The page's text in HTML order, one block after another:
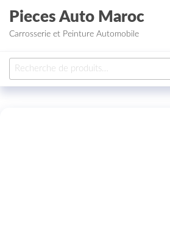
Aller au contenu
Pieces Auto Maroc
Carrosserie et Peinture Automobile
Recherche pour :